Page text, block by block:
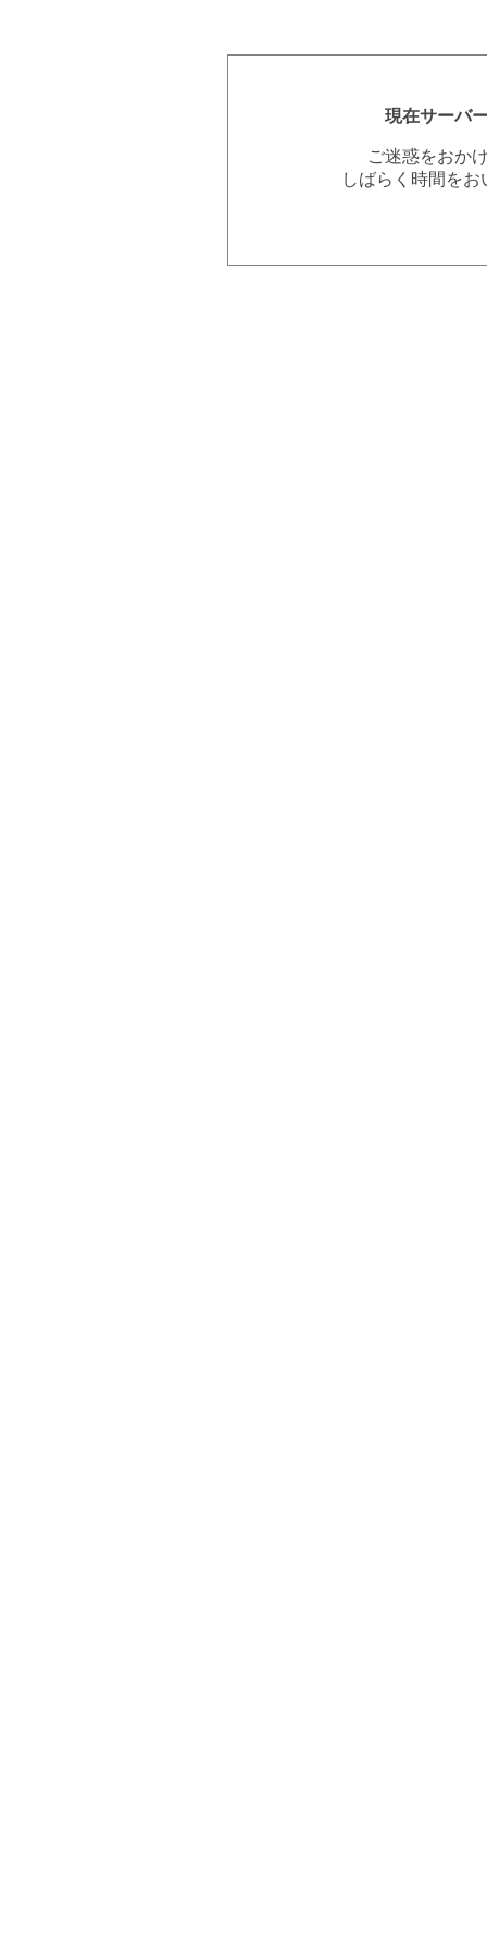
現在サーバ
ご迷惑をおか
しばらく時間を